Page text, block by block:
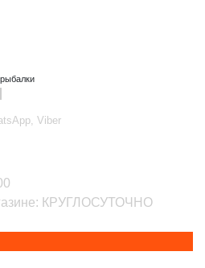
Viber
КРУГЛОСУТОЧНО